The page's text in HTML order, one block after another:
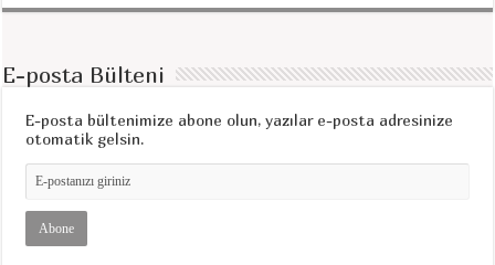
E-posta Bülteni
E-posta bültenimize abone olun, yazılar e-posta adresinize
otomatik gelsin.